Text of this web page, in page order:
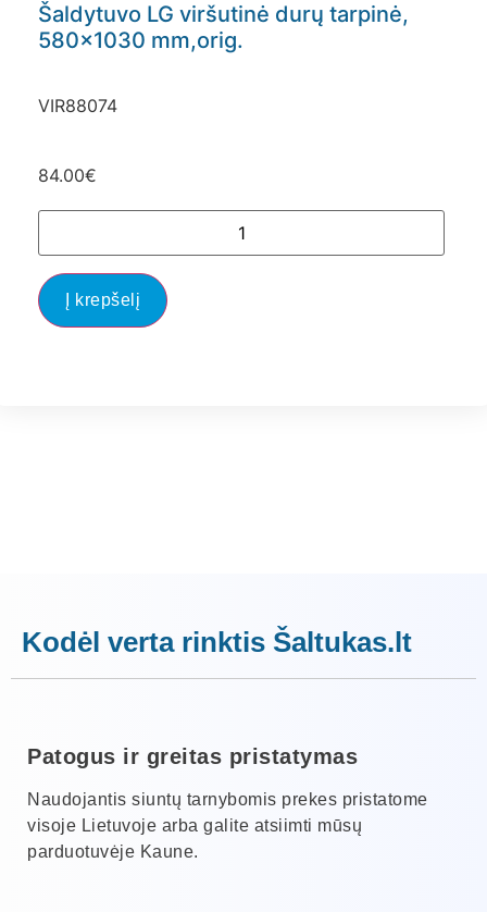
Šaldytuvo LG viršutinė durų tarpinė,
580×1030 mm,orig.
VIR88074
84.00€
Į krepšelį
Kodėl verta rinktis Šaltukas.lt
Patogus ir greitas pristatymas
Naudojantis siuntų tarnybomis prekes pristatome
visoje Lietuvoje arba galite atsiimti mūsų
parduotuvėje Kaune.